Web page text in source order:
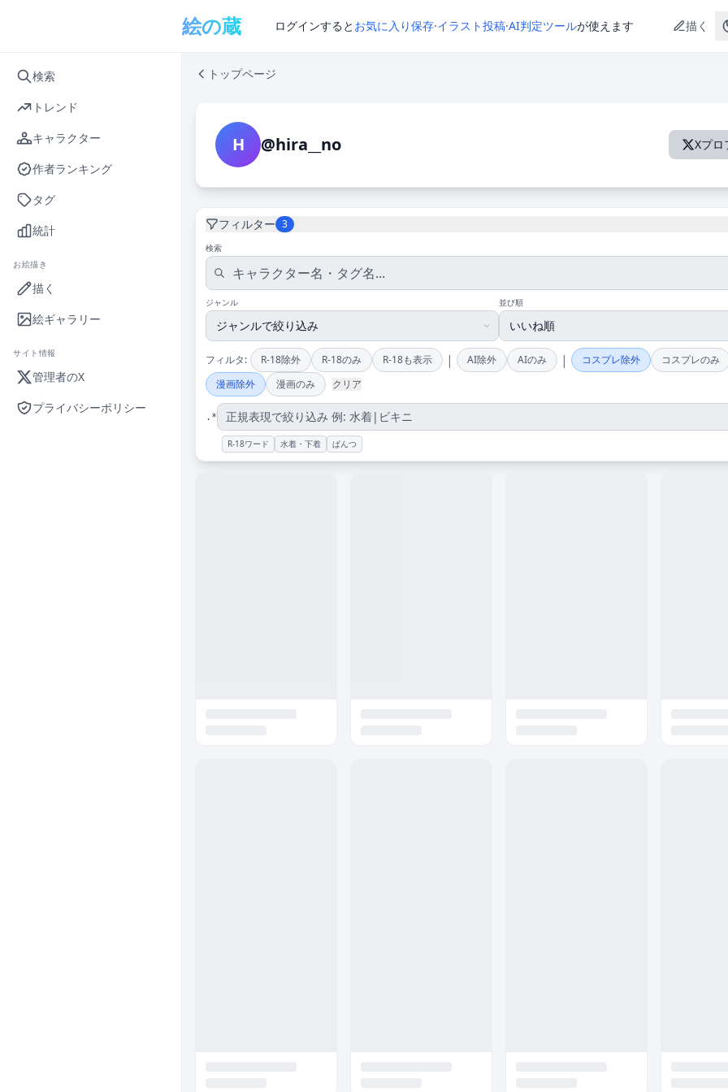
検索
トレンド
キャラクター
作者ランキング
タグ
統計
お絵描き
描く
絵ギャラリー
サイト情報
管理者のX
プライバシーポリシー
絵の蔵 ログインすると お気に入り保存·イラスト投稿·AI判定ツールが使えます 描く
トップページ
H @hira__no Xプロ
フィルター 3
検索
ジャンル 並び順
フィルタ: R-18除外 R-18のみ R-18も表示 | AI除外 AIのみ | コスプレ除外
コスプレのみ
漫画除外
漫画のみ クリア
.*
R-18ワード 水着・下着 ぱんつ